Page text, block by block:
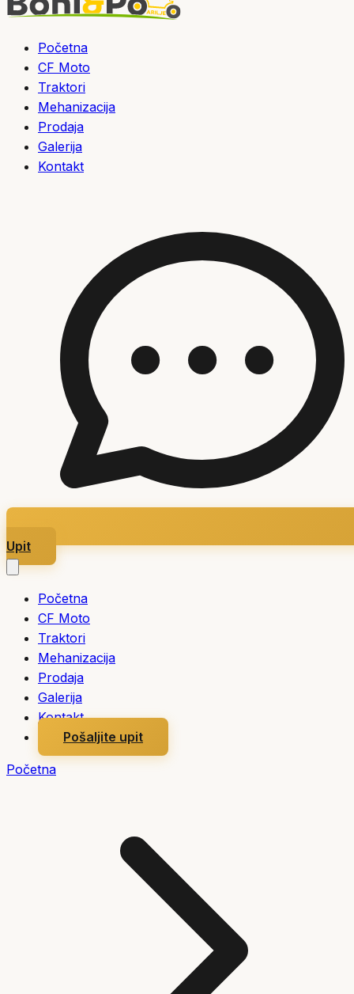
Početna
CF Moto
Traktori
Mehanizacija
Prodaja
Galerija
Kontakt
Upit
Početna
CF Moto
Traktori
Mehanizacija
Prodaja
Galerija
Kontakt
Pošaljite upit
Početna